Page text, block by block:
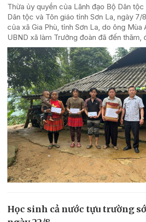
Thừa ủy quyền của Lãnh đạo Bộ Dân tộc
Dân tộc và Tôn giáo tỉnh Sơn La, ngày
của xã Gia Phù, tỉnh Sơn La, do ông
UBND xã làm Trưởng đoàn đã đến thăm,
Học sinh cả nước tựu trường